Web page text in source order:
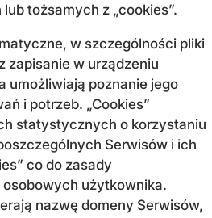
tożsamych z „cookies”.
w szczególności pliki
zapisanie w urządzeniu
umożliwiają poznanie jego
i potrzeb. „Cookies”
statystycznych o korzystaniu
Serwisów i ich
co do zasady
użytkownika.
nazwę domeny Serwisów,